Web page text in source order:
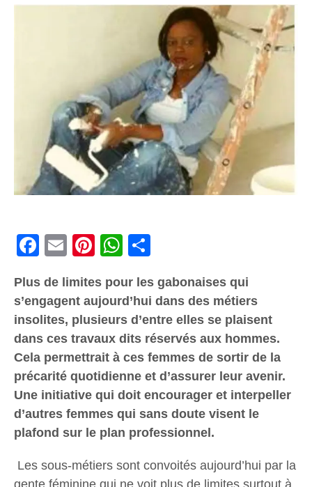
Facebook
Email PinterestWhatsApp
Plus de limites pour les gabonaises qui
s’engagent aujourd’hui dans des métiers
insolites, plusieurs d’entre elles se plaisent
dans ces travaux dits réservés aux hommes.
Cela permettrait à ces femmes de sortir de la
précarité quotidienne et d’assurer leur avenir.
Une initiative qui doit encourager et interpeller
d’autres femmes qui sans doute visent le
plafond sur le plan professionnel.
Les sous-métiers sont convoités aujourd’hui par la